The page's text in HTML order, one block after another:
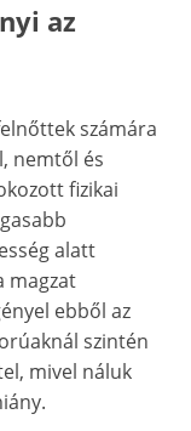
az
számára
nemtől és
fizikai
alatt
magzat
ebből az
szintén
mivel náluk